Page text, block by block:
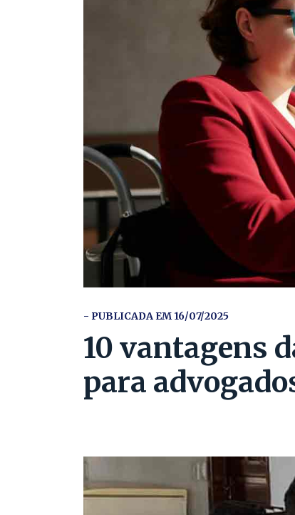
- PUBLICADA EM 16/07/2025
10 vantagens
para